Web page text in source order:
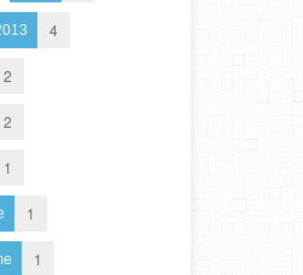
4
2
2
1
1
1